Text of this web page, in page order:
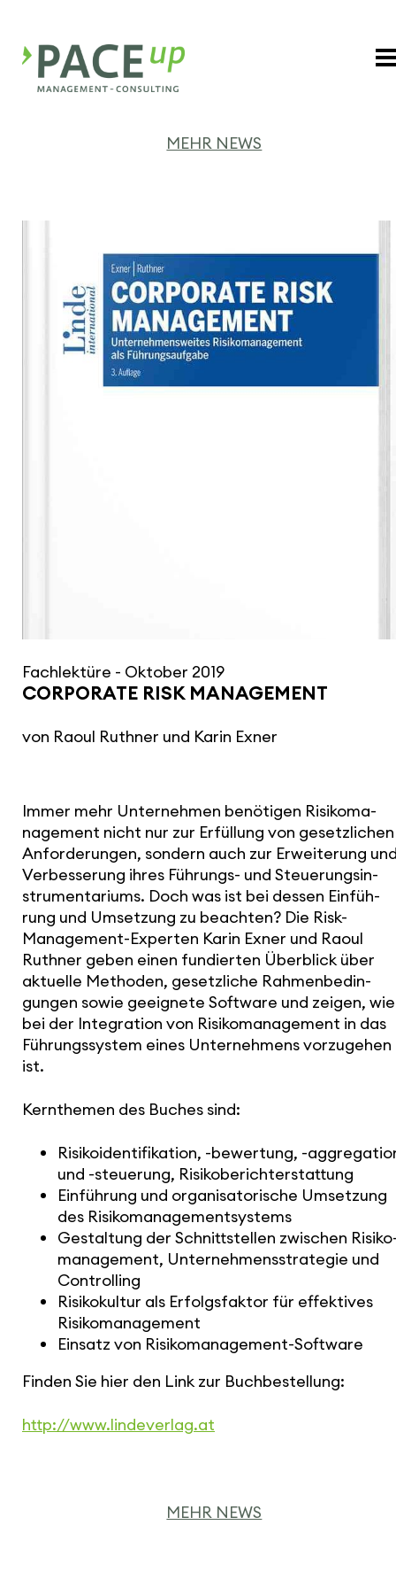
MEHR NEWS
Fach­lek­türe - Oktober 2019
CORPORATE RISK MANAGE­MENT
von Raoul Ruthner und Karin Exner
Immer mehr Unter­nehmen benötigen Risi­ko­ma­
nage­ment nicht nur zur Erfüllung von gesetz­li­chen
Anfor­de­rungen, sondern auch zur Erwei­te­rung
Verbes­se­rung ihres Führungs- und Steue­rungs­in­
stru­men­ta­riums. Doch was ist bei dessen Einfüh­
rung und Umsetzung zu beachten? Die Risk-
Manage­ment-Experten Karin Exner und Raoul
Ruthner geben einen fundierten Überblick über
aktuelle Methoden, gesetz­liche Rahmen­be­din­
gungen sowie geeignete Software und zeigen, wie
bei der Inte­gra­tion von Risi­ko­ma­nage­ment in das
Führungs­system eines Unter­neh­mens vorzu­gehen
ist.
Kern­themen des Buches sind:
Risi­ko­iden­ti­fi­ka­tion, -bewertung, -
und -steuerung, Risi­ko­be­richt­erstat­tung
Einfüh­rung und orga­ni­sa­to­ri­sche Umsetzung
des Risi­ko­ma­nage­ment­sys­tems
Gestal­tung der Schnitt­stellen zwischen
ma­nage­ment, Unter­neh­mens­stra­tegie und
Control­ling
Risi­ko­kultur als Erfolgs­faktor für effek­tives
Risi­ko­ma­nage­ment
Einsatz von Risi­ko­ma­nage­ment-Software
Finden Sie hier den Link zur Buch­be­stel­lung:
http://​www.​lindeverlag.​at
MEHR NEWS